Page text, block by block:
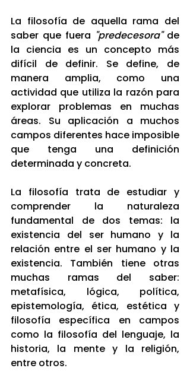
La filosofía de aquella rama del
saber que fuera "predecesora" de
la ciencia es un concepto más
difícil de definir. Se define, de
manera amplia, como una
actividad que utiliza la razón para
explorar problemas en muchas
áreas. Su aplicación a muchos
campos diferentes hace imposible
que tenga una definición
determinada y concreta.
La filosofía trata de estudiar y
comprender la naturaleza
fundamental de dos temas: la
existencia del ser humano y la
relación entre el ser humano y la
existencia. También tiene otras
muchas ramas del saber:
metafísica, lógica, política,
epistemología, ética, estética y
filosofía específica en campos
como la filosofía del lenguaje, la
historia, la mente y la religión,
entre otros.